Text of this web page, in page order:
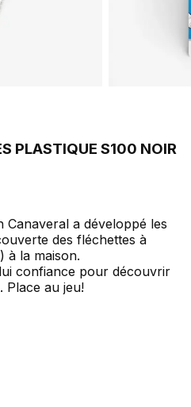
PLASTIQUE S100 NOIR
reviews
a développé les
des fléchettes à
à la maison.
confiance pour découvrir
Place au jeu!